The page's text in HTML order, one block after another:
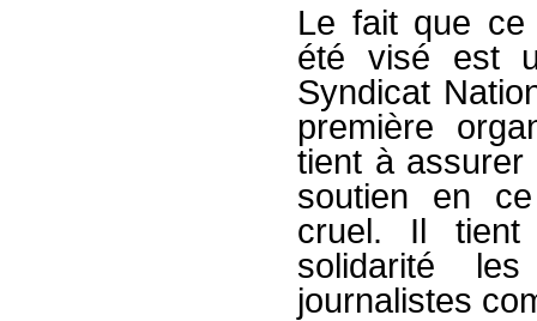
Le fait que ce
été visé est
Syndicat
première
tient à assurer
soutien en ce
cruel. Il
solidarité
journalistes